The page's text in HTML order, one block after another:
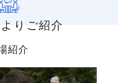
よりご紹介
場紹介